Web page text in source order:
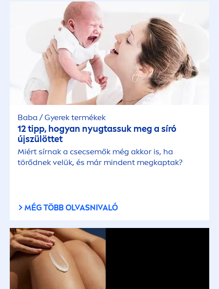
Baba / Gyerek termékek
12 tipp, hogyan nyugtassuk meg a síró
újszülöttet
Miért sírnak a csecsemők még akkor is, ha
törődnek velük, és már mindent megkaptak?
MÉG TÖBB OLVASNIVALÓ